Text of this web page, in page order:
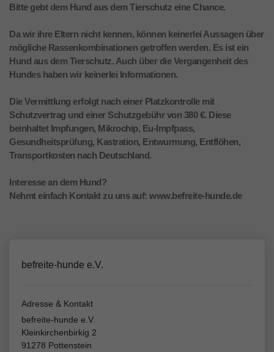
Bitte gebt dem Hund aus dem Tierschutz eine Chance.
Da wir ihre Eltern nicht kennen, können keinerlei Aussagen über
mögliche Rassenkombinationen getroffen werden. Es ist ein
Hund aus dem Tierschutz. Auch über die Vergangenheit des
Hundes haben wir keinerlei Informationen.
Die Vermittlung erfolgt nach einer Platzkontrolle mit
Schutzvertrag und einer Schutzgebühr von 380 €. Diese
beinhaltet Impfungen, Mikrochip, Eu-Impfpass,
Gesundheitsprüfung, Kastration, Entwurmung, Entflöhen,
Transportkosten nach Deutschland.
Interesse an dem Hund?
Nehmt einfach Kontakt zu uns auf: www.befreite-hunde.de
befreite-hunde e.V.
Adresse & Kontakt
befreite-hunde e.V.
Kleinkirchenbirkig 2
91278 Pottenstein